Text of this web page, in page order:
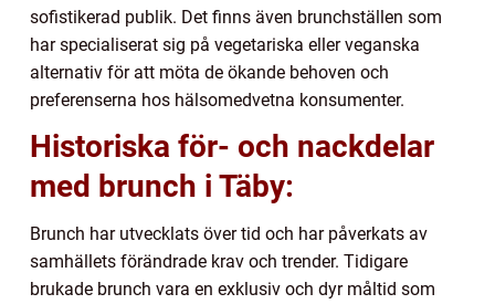
sofistikerad publik. Det finns även brunchställen som
har specialiserat sig på vegetariska eller veganska
alternativ för att möta de ökande behoven och
preferenserna hos hälsomedvetna konsumenter.
Historiska för- och nackdelar
med brunch i Täby:
Brunch har utvecklats över tid och har påverkats av
samhällets förändrade krav och trender. Tidigare
brukade brunch vara en exklusiv och dyr måltid som